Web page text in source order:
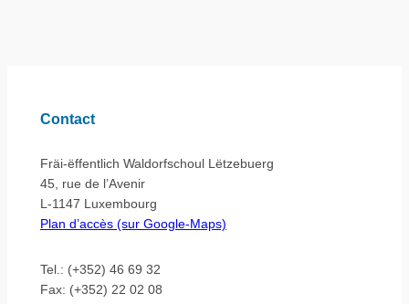
Contact
Fräi-ëffentlich Waldorfschoul Lëtzebuerg
45, rue de l’Avenir
L-1147 Luxembourg
Plan d’accès (sur Google-Maps)
Tel.: (+352) 46 69 32
Fax: (+352) 22 02 08